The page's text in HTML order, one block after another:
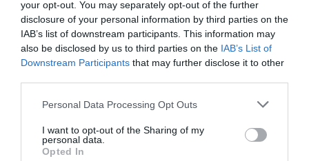
your opt-out. You may separately opt-out of the further
disclosure of your personal information by third parties on the
IAB’s list of downstream participants. This information may
also be disclosed by us to third parties on the IAB’s List of
Downstream Participants that may further disclose it to other
Personal Data Processing Opt Outs
I want to opt-out of the Sharing of my
personal data.
Opted In